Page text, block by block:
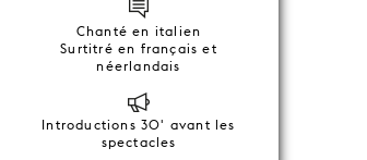
Chanté en italien
Surtitré en français et
néerlandais
Introductions 30' avant les
spectacles